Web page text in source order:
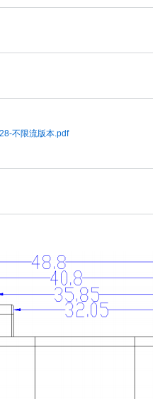
不限流版本.pdf